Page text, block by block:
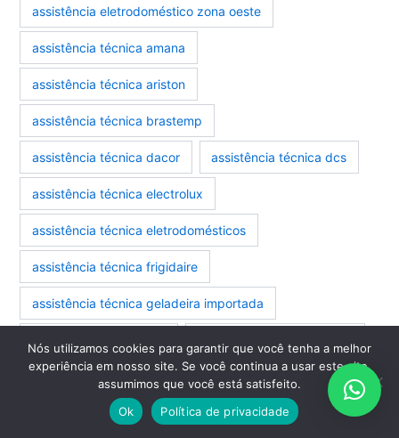
eletrodomesticos
marcas-eletrodomestico
assistência eletrodoméstico zona oeste
assistência técnica amana
assistência técnica ariston
assistência técnica brastemp
assistência técnica dacor assistência técnica dcs
assistência técnica electrolux
assistência técnica eletrodomésticos
assistência técnica frigidaire
assistência técnica geladeira importada
assistência técnica ilve
assistência técnica kenmore
assistência técnica kitchenaid
Nós utilizamos cookies para garantir que você tenha a melhor
experiência em nosso site. Se você continua a usar este site,
assumimos que você está satisfeito.
Ok
Política de privacidade